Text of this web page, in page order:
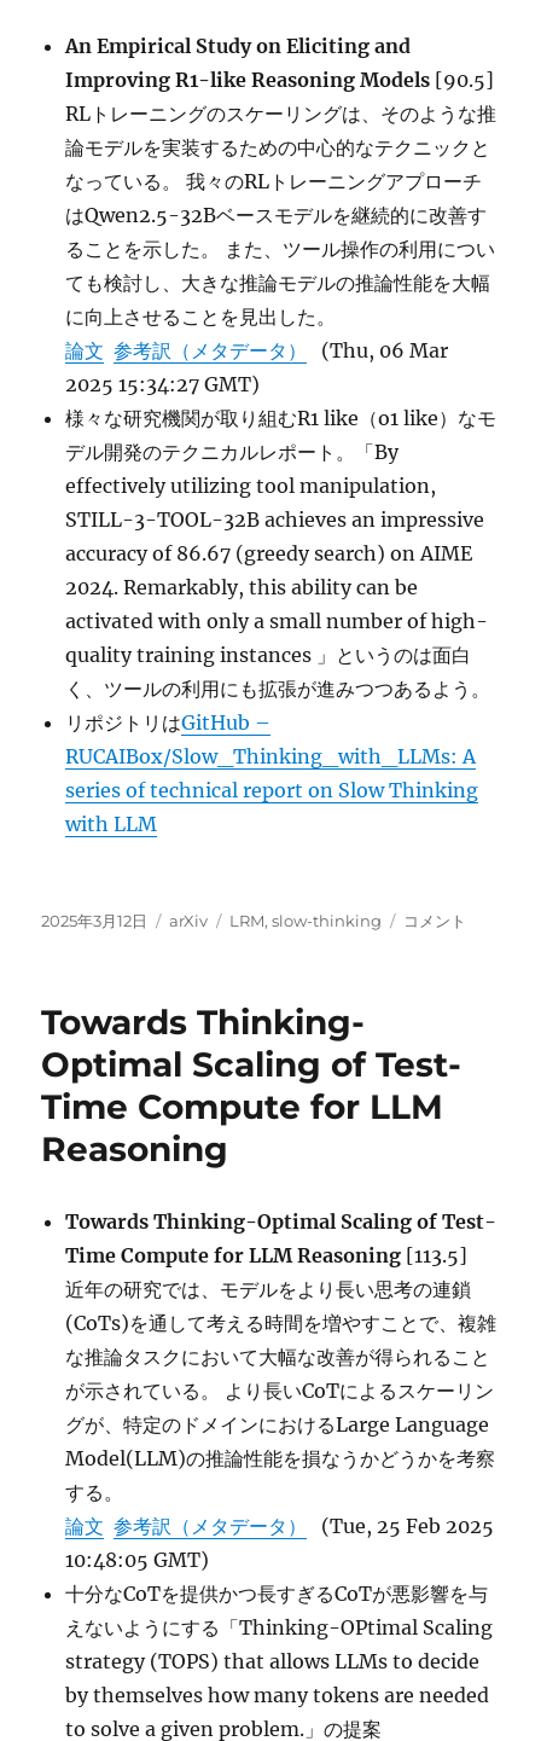
from
and
Beyond
に
An Empirical Study on Eliciting and
Improving R1-like Reasoning Models [90.5]
RLトレーニングのスケーリングは、そのような推
論モデルを実装するための中心的なテクニックと
なっている。 我々のRLトレーニングアプローチ
はQwen2.5-32Bベースモデルを継続的に改善す
ることを示した。 また、ツール操作の利用につい
ても検討し、大きな推論モデルの推論性能を大幅
に向上させることを見出した。
論文 参考訳（メタデータ）
(Thu, 06 Mar
2025 15:34:27 GMT)
様々な研究機関が取り組むR1 like（o1 like）なモ
デル開発のテクニカルレポート。「By
effectively utilizing tool manipulation,
STILL-3-TOOL-32B achieves an impressive
accuracy of 86.67 (greedy search) on AIME
2024. Remarkably, this ability can be
activated with only a small number of high-
quality training instances 」というのは面白
く、ツールの利用にも拡張が進みつつあるよう。
リポジトリはGitHub –
RUCAIBox/Slow_Thinking_with_LLMs: A
series of technical report on Slow Thinking
with LLM
投
2025年3月12日
カ
ー
arXiv
タ
LRM,slow-thinking
An
Improving
R1-
like
コメント
Towards Thinking-
Optimal Scaling of Test-
Time Compute for LLM
Reasoning
Towards Thinking-Optimal Scaling of Test-
Time Compute for LLM Reasoning [113.5]
近年の研究では、モデルをより長い思考の連鎖
(CoTs)を通して考える時間を増やすことで、複雑
な推論タスクにおいて大幅な改善が得られること
が示されている。 より長いCoTによるスケーリン
グが、特定のドメインにおけるLarge Language
Model(LLM)の推論性能を損なうかどうかを考察
する。
論文 参考訳（メタデータ）
(Tue, 25 Feb 2025
10:48:05 GMT)
十分なCoTを提供かつ長すぎるCoTが悪影響を与
えないようにする「Thinking-OPtimal Scaling
strategy (TOPS) that allows LLMs to decide
by themselves how many tokens are needed
to solve a given problem.」の提案